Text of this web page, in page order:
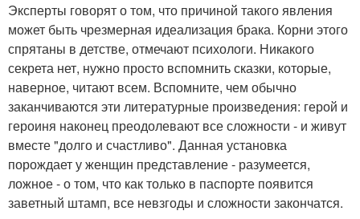
Эксперты говорят о том, что причиной такого явления
может быть чрезмерная идеализация брака. Корни этого
спрятаны в детстве, отмечают психологи. Никакого
секрета нет, нужно просто вспомнить сказки, которые,
наверное, читают всем. Вспомните, чем обычно
заканчиваются эти литературные произведения: герой и
героиня наконец преодолевают все сложности - и живут
вместе "долго и счастливо". Данная установка
порождает у женщин представление - разумеется,
ложное - о том, что как только в паспорте появится
заветный штамп, все невзгоды и сложности закончатся.